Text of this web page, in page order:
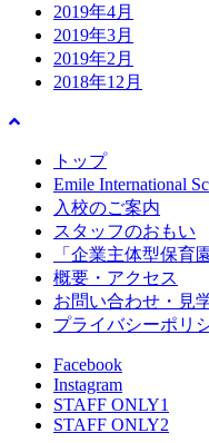
2019年4月
2019年3月
2019年2月
2018年12月
トップ
Emile International
入校のご案内
スタッフのおもい
「企業主体型保育
概要・アクセス
お問い合わせ・見
プライバシーポリ
Facebook
Instagram
STAFF ONLY1
STAFF ONLY2